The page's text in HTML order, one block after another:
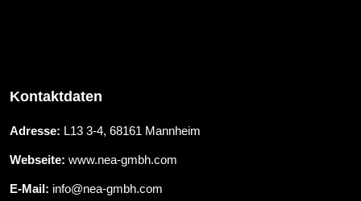
Kontaktdaten
Adresse: L13 3-4, 68161 Mannheim
Webseite: www.nea-gmbh.com
E-Mail: info@nea-gmbh.com